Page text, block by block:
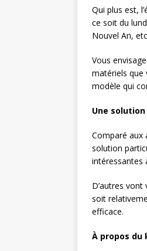
Qui plus est,
ce soit du
Nouvel An,
Vous
matériels que
modèle qui
Une
Comparé aux
solution
intéressantes
D’autres
soit
efficace.
À propos du